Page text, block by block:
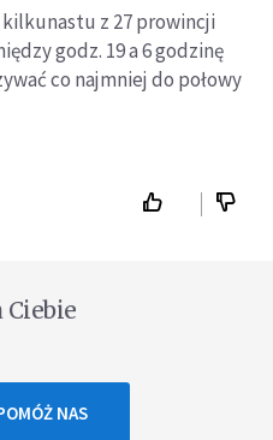
z 27 prowincji
godz. 19 a 6 godzinę
co najmniej do połowy
Ciebie
NAS